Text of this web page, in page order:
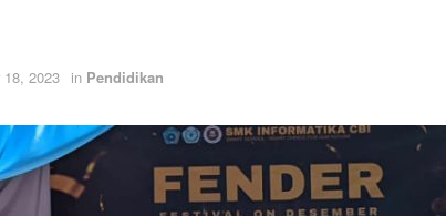
18, 2023 in Pendidikan